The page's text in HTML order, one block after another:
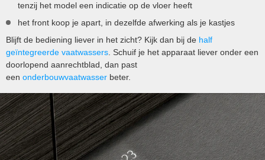
tenzij het model een indicatie op de vloer heeft
het front koop je apart, in dezelfde afwerking als je kastjes
Blijft de bediening liever in het zicht? Kijk dan bij de half
geïntegreerde vaatwassers . Schuif je het apparaat liever onder een
doorlopend aanrechtblad, dan past
een onderbouwvaatwasser beter.